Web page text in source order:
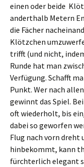
einen oder beide
anderthalb Metern
die Fächer
Klötzchen
trifft (und nicht,
Runde hat man
Verfügung. Schafft
Punkt. Wer nach
gewinnt das Spiel.
oft wiederholt, bis
dabei so geworfen
Flug nach vorn dreht
hinbekommt, kann
fürchterlich elegant